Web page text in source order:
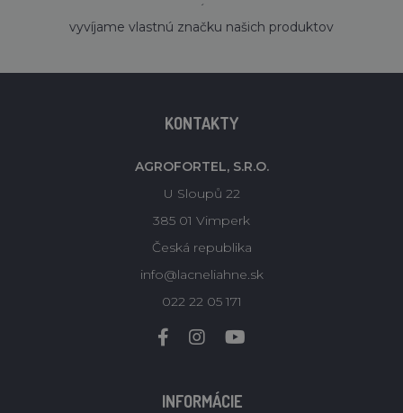
´
vyvíjame vlastnú značku našich produktov
KONTAKTY
AGROFORTEL, S.R.O.
U Sloupů 22
385 01 Vimperk
Česká republika
info@lacneliahne.sk
022 22 05 171
INFORMÁCIE